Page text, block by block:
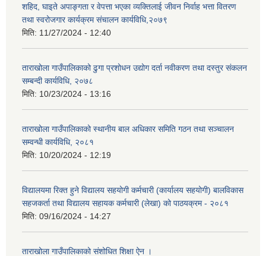
शहिद, घाइते अपाङ्गता र वेपत्ता भएका व्यक्तिलाई जीवन निर्वाह भत्ता वितरण
तथा स्वरोजगार कार्यक्रम संचालन कार्यविधि,२०७९
मिति: 11/27/2024 - 12:40
ताराखोला गाउँपालिकाको ढुगा प्रशोधन उद्योग दर्ता नवीकरण तथा दस्तुर संकलन
सम्बन्दी कार्यविधि, २०७८
मिति: 10/23/2024 - 13:16
ताराखोला गाउँपालिकाको स्थानीय बाल अधिकार समिति गठन तथा सञ्चालन
सम्वन्धी कार्यविधि, २०८१
मिति: 10/20/2024 - 12:19
विद्यालयमा रिक्त हुने विद्यालय सहयोगी कर्मचारी (कार्यालय सहयोगी) बालविकास
सहजकर्ता तथा विद्यालय सहायक कर्मचारी (लेखा) को पाठयक्रम - २०८१
मिति: 09/16/2024 - 14:27
ताराखोला गाउँपालिकाको संशोधित शिक्षा ऐन ।